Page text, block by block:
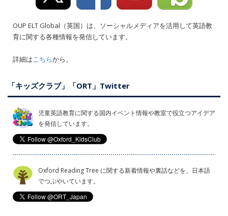
OUP ELT Global（英国）は、ソーシャルメディアを活用して英語教
育に関する各種情報を発信しています。
詳細はこちらから。
「キッズクラブ」「ORT」Twitter
児童英語教育に関する国内イベント情報や教室で役立つアイデア
を発信しています。
Oxford Reading Tree に関する新着情報や裏話などを、日本語
でつぶやいています。